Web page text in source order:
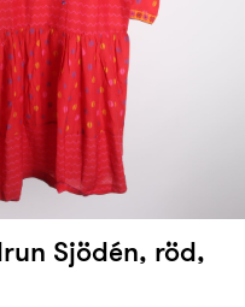
Sjödén, röd,